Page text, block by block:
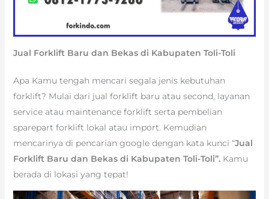
Jual Forklift Baru dan Bekas di Kabupaten Toli-Toli
Apa Kamu tengah mencari segala jenis kebutuhan
forklift? Mulai dari jual forklift baru atau second, layanan
service atau maintenance forklift serta pembelian
sparepart forklift lokal atau import. Kemudian
mencarinya di pencarian google dengan kata kunci “Jual
Forklift Baru dan Bekas di Kabupaten Toli-Toli”. Kamu
berada di lokasi yang tepat!